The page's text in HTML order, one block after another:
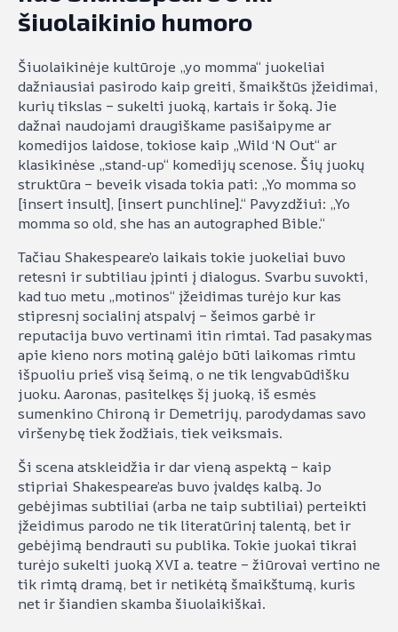
šiuolaikinio humoro
Šiuolaikinėje kultūroje „yo momma“ juokeliai
dažniausiai pasirodo kaip greiti, šmaikštūs įžeidimai,
kurių tikslas – sukelti juoką, kartais ir šoką. Jie
dažnai naudojami draugiškame pasišaipyme ar
komedijos laidose, tokiose kaip „Wild ‘N Out“ ar
klasikinėse „stand-up“ komedijų scenose. Šių juokų
struktūra – beveik visada tokia pati: „Yo momma so
[insert insult], [insert punchline].“ Pavyzdžiui: „Yo
momma so old, she has an autographed Bible.“
Tačiau Shakespeare’o laikais tokie juokeliai buvo
retesni ir subtiliau įpinti į dialogus. Svarbu suvokti,
kad tuo metu „motinos“ įžeidimas turėjo kur kas
stipresnį socialinį atspalvį – šeimos garbė ir
reputacija buvo vertinami itin rimtai. Tad pasakymas
apie kieno nors motiną galėjo būti laikomas rimtu
išpuoliu prieš visą šeimą, o ne tik lengvabūdišku
juoku. Aaronas, pasitelkęs šį juoką, iš esmės
sumenkino Chironą ir Demetrijų, parodydamas savo
viršenybę tiek žodžiais, tiek veiksmais.
Ši scena atskleidžia ir dar vieną aspektą – kaip
stipriai Shakespeare’as buvo įvaldęs kalbą. Jo
gebėjimas subtiliai (arba ne taip subtiliai) perteikti
įžeidimus parodo ne tik literatūrinį talentą, bet ir
gebėjimą bendrauti su publika. Tokie juokai tikrai
turėjo sukelti juoką XVI a. teatre – žiūrovai vertino ne
tik rimtą dramą, bet ir netikėtą šmaikštumą, kuris
net ir šiandien skamba šiuolaikiškai.